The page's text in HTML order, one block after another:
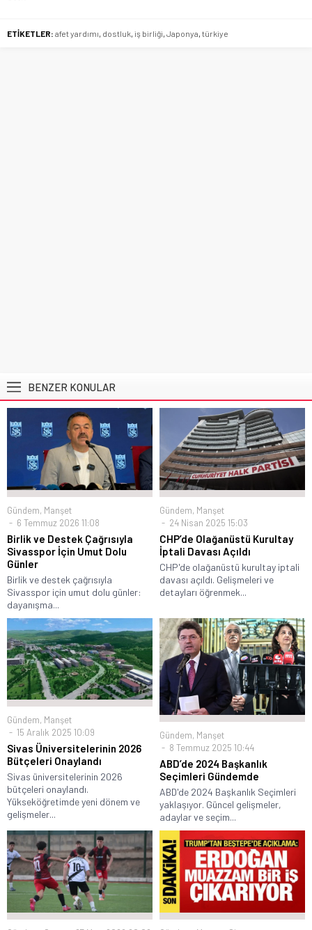
ETİKETLER: afet yardımı, dostluk, iş birliği, Japonya, türkiye
BENZER KONULAR
Gündem, Manşet
6 Temmuz 2026 11:08
Birlik ve Destek Çağrısıyla
Sivasspor İçin Umut Dolu
Günler
Birlik ve destek çağrısıyla
Sivasspor için umut dolu günler:
dayanışma...
Gündem, Manşet
24 Nisan 2025 15:03
CHP’de Olağanüstü Kurultay
İptali Davası Açıldı
CHP'de olağanüstü kurultay iptali
davası açıldı. Gelişmeleri ve
detayları öğrenmek...
Gündem, Manşet
15 Aralık 2025 10:09
Sivas Üniversitelerinin 2026
Bütçeleri Onaylandı
Sivas üniversitelerinin 2026
bütçeleri onaylandı.
Yükseköğretimde yeni dönem ve
gelişmeler...
Gündem, Manşet
8 Temmuz 2025 10:44
ABD’de 2024 Başkanlık
Seçimleri Gündemde
ABD'de 2024 Başkanlık Seçimleri
yaklaşıyor. Güncel gelişmeler,
adaylar ve seçim...